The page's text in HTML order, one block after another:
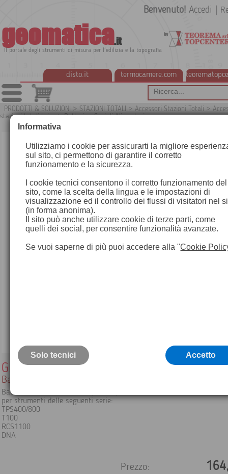
geomatica.it
Il portale degli strumenti di misura per l'edilizia e la topografia
disto.it termocamere.com
Benvenuto! Accedi
PRODOTTI & SOLUZIONI > STAZIONI TOTALI > Accessori Stazioni Totali >
stazioni totali Leica>Batterie e Cavi di Alimentazione
GEB111
Batteria Leica
Batteria ricaricabile NiMH 6,0 V / 2,1 Ah
per strumenti delle seguenti serie:
TPS400/800
T100
RCS1100
DNA
Prezzo:
Informativa
Utilizziamo i cookie per assicurarti la migliore
sul sito, ci permettono di garantire il corretto
funzionamento e la sicurezza.
I cookie tecnici consentono il corretto funzionamento del
sito, come la scelta della lingua e le impostazioni di
visualizzazione ed il controllo dei flussi di visitatori nel
(in forma anonima).
Il sito può anche utilizzare cookie di terze parti, come
quelli dei social, per consentire funzionalità avanzate.
Se vuoi saperne di più puoi accedere alla "Cookie
Solo tecnici Accetto